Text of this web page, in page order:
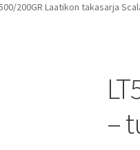
200GR Laatikon takasarja
–